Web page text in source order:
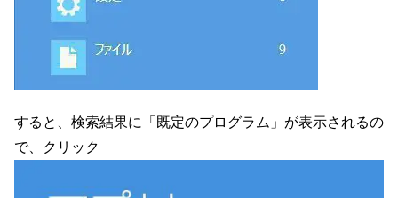
すると、検索結果に「既定のプログラム」が表示されるの
で、クリック